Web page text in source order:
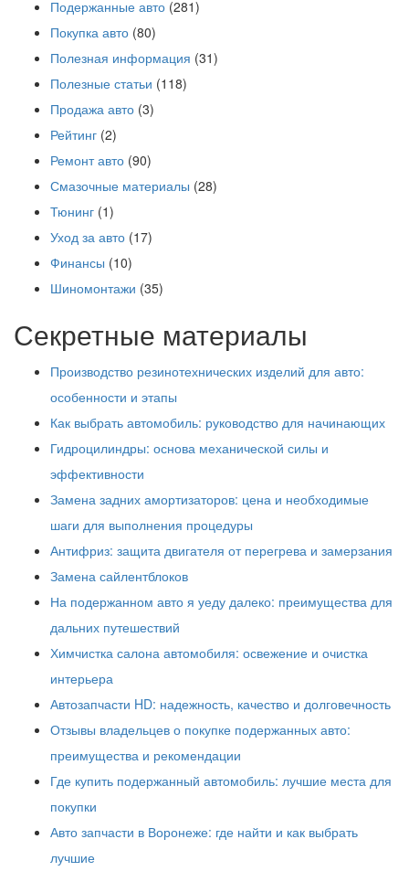
Подержанные авто (281)
Покупка авто (80)
Полезная информация (31)
Полезные статьи (118)
Продажа авто (3)
Рейтинг (2)
Ремонт авто (90)
Смазочные материалы (28)
Тюнинг (1)
Уход за авто (17)
Финансы (10)
Шиномонтажи (35)
Секретные материалы
Производство резинотехнических изделий для авто:
особенности и этапы
Как выбрать автомобиль: руководство для начинающих
Гидроцилиндры: основа механической силы и
эффективности
Замена задних амортизаторов: цена и необходимые
шаги для выполнения процедуры
Антифриз: защита двигателя от перегрева и замерзания
Замена сайлентблоков
На подержанном авто я уеду далеко: преимущества для
дальних путешествий
Химчистка салона автомобиля: освежение и очистка
интерьера
Автозапчасти HD: надежность, качество и долговечность
Отзывы владельцев о покупке подержанных авто:
преимущества и рекомендации
Где купить подержанный автомобиль: лучшие места для
покупки
Авто запчасти в Воронеже: где найти и как выбрать
лучшие